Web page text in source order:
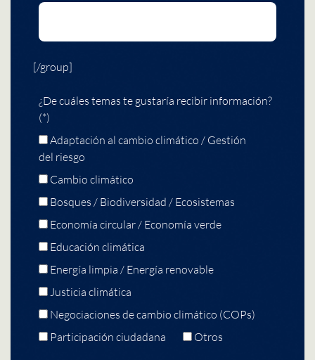
[/group]
¿De cuáles temas te gustaría recibir información?
(*)
Adaptación al cambio climático / Gestión
del riesgo
Cambio climático
Bosques / Biodiversidad / Ecosistemas
Economía circular / Economía verde
Educación climática
Energía limpia / Energía renovable
Justicia climática
Negociaciones de cambio climático (COPs)
Participación ciudadana
Otros